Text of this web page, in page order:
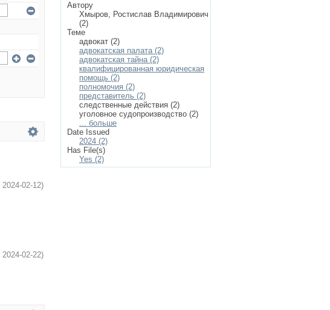
2024-02-12)
2024-02-22)
Автору
Хмыров, Ростислав Владимирович
(2)
Теме
адвокат (2)
адвокатская палата (2)
адвокатская тайна (2)
квалифицированная юридическая
помощь (2)
полномочия (2)
представитель (2)
следственные действия (2)
уголовное судопроизводство (2)
... больше
Date Issued
2024 (2)
Has File(s)
Yes (2)